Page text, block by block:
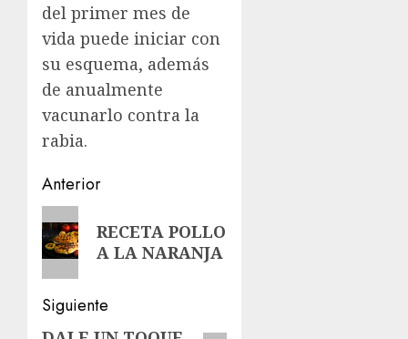
del primer mes de
vida puede iniciar con
su esquema, además
de anualmente
vacunarlo contra la
rabia.
Navegación
de
entradas
Anterior
Entrada
anterior:RECETA POLLO
A LA NARANJA
Siguiente